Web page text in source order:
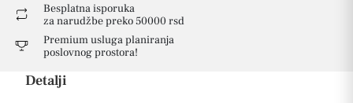
Besplatna isporuka
za narudžbe preko 50000 rsd
Premium usluga planiranja
poslovnog prostora!
Detalji